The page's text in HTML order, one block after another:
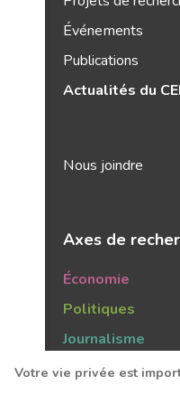
Sébastien
à 10 h 35.
L’inscription
Pour réserver
Événements
Publications
Actualités du
Nous joindre
Axes de
Économie
Politiques
Journalisme
Publics
Votre vie privée est